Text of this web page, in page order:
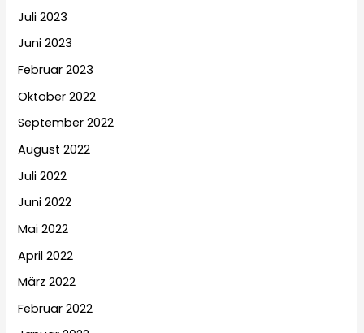
Juli 2023
Juni 2023
Februar 2023
Oktober 2022
September 2022
August 2022
Juli 2022
Juni 2022
Mai 2022
April 2022
März 2022
Februar 2022